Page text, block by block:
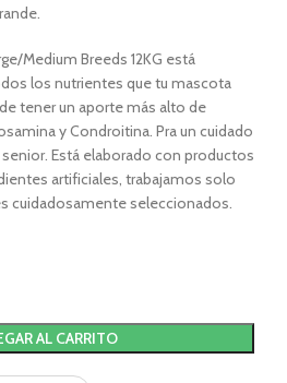
Medium Breeds 12KG está
los nutrientes que tu mascota
tener un aporte más alto de
y Condroitina. Pra un cuidado
Está elaborado con productos
artificiales, trabajamos solo
cuidadosamente seleccionados.
AL CARRITO